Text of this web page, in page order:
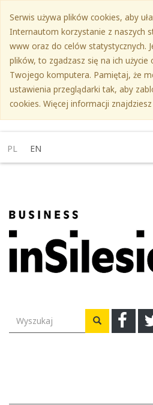
treści
głównej
Serwis używa plików cookies, aby
Internautom korzystanie z naszych
www oraz do celów statystycznych.
plików, to zgadzasz się na ich użycie
Twojego komputera. Pamiętaj, że
ustawienia przeglądarki tak, aby
cookies. Więcej informacji
PL EN
Wyszukiwarka Wyszukaj